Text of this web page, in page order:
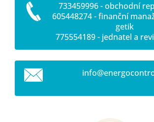
733459996 - obchodní
605448274 - finanční
getik
775554189 - jednatel a
info@energocontr